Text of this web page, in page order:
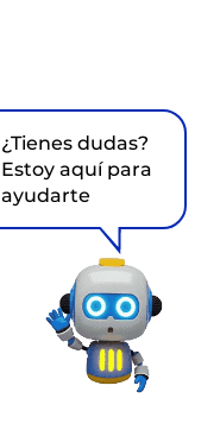
¿Tienes dudas?
Estoy aquí para
ayudarte